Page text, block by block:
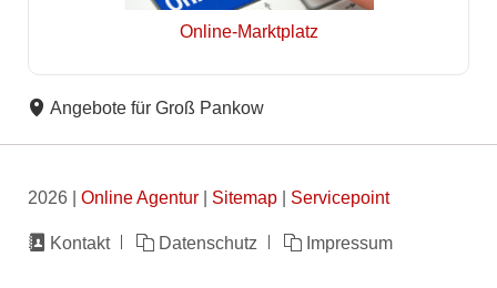
Online-Marktplatz
Angebote für Groß Pankow
2026 | Online Agentur| Sitemap| Servicepoint
Navigation
Kontakt Datenschutz Impressum